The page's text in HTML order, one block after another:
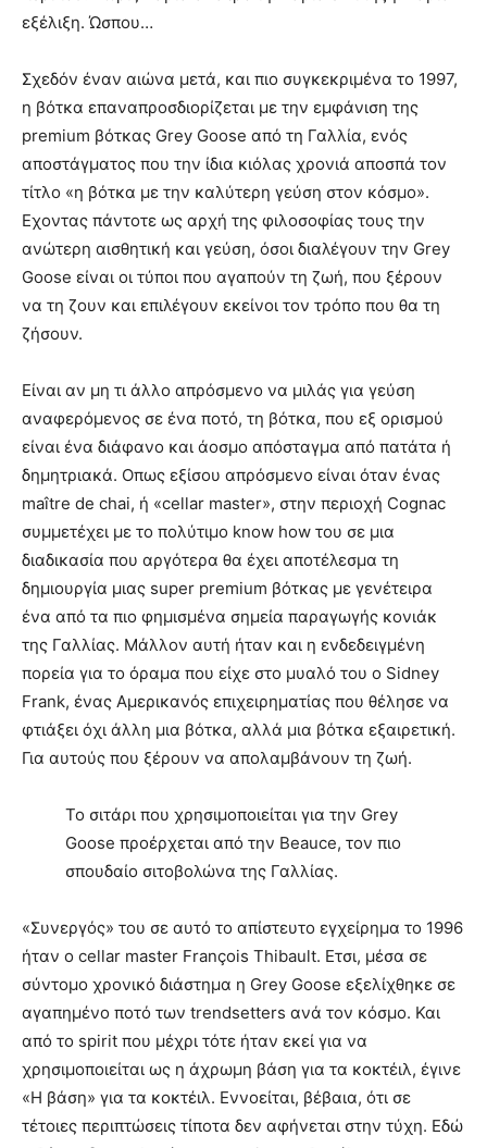
εξέλιξη. Ώσπου…
Σχεδόν έναν αιώνα μετά, και πιο συγκεκριμένα το 1997,
η βότκα επαναπροσδιορίζεται με την εμφάνιση της
premium βότκας Grey Goose από τη Γαλλία, ενός
αποστάγματος που την ίδια κιόλας χρονιά αποσπά τον
τίτλο «η βότκα με την καλύτερη γεύση στον κόσμο».
Εχοντας πάντοτε ως αρχή της φιλοσοφίας τους την
ανώτερη αισθητική και γεύση, όσοι διαλέγουν την Grey
Goose είναι οι τύποι που αγαπούν τη ζωή, που ξέρουν
να τη ζουν και επιλέγουν εκείνοι τον τρόπο που θα τη
ζήσουν.
Είναι αν µη τι άλλο απρόσµενο να µιλάς για γεύση
αναφερόμενος σε ένα ποτό, τη βότκα, που εξ ορισµού
είναι ένα διάφανο και άοσµο απόσταγµα από πατάτα ή
δηµητριακά. Οπως εξίσου απρόσµενο είναι όταν ένας
maître de chai, ή «cellar master», στην περιοχή Cognac
συμμετέχει με το πολύτιμο know how του σε μια
διαδικασία που αργότερα θα έχει αποτέλεσμα τη
δημιουργία μιας super premium βότκας με γενέτειρα
ένα από τα πιο φημισμένα σημεία παραγωγής κονιάκ
της Γαλλίας. Μάλλον αυτή ήταν και η ενδεδειγμένη
πορεία για το όραµα που είχε στο µυαλό του ο Sidney
Frank, ένας Αμερικανός επιχειρηματίας που θέλησε να
φτιάξει όχι άλλη µια βότκα, αλλά µια βότκα εξαιρετική.
Για αυτούς που ξέρουν να απολαµβάνουν τη ζωή.
Το σιτάρι που χρησιμοποιείται για την Grey
Goose προέρχεται από την Beauce, τον πιο
σπουδαίο σιτοβολώνα της Γαλλίας.
«Συνεργός» του σε αυτό το απίστευτο εγχείρημα τo 1996
ήταν ο cellar master François Thibault. Ετσι, µέσα σε
σύντοµο χρονικό διάστηµα η Grey Goose εξελίχθηκε σε
αγαπηµένο ποτό των trendsetters ανά τον κόσμο. Και
από το spirit που µέχρι τότε ήταν εκεί για να
χρησιµοποιείται ως η άχρωµη βάση για τα κοκτέιλ, έγινε
«Η βάση» για τα κοκτέιλ. Εννοείται, βέβαια, ότι σε
τέτοιες περιπτώσεις τίποτα δεν αφήνεται στην τύχη. Εδώ